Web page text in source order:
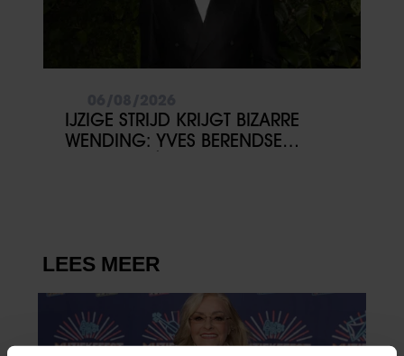
IJZIGE STRIJD KRIJGT BIZARRE
WENDING: YVES BERENDSE